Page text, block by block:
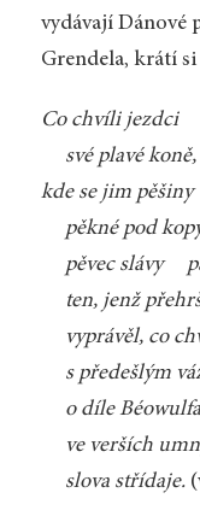
vydávají Dánové
Grendela, krátí
Co chvíli jezdci
své plavé
kde se jim
pěkné pod
pěvec slávy
ten, jenž
vyprávěl, co
s předešlým
o díle
ve verších
slova střídaje.